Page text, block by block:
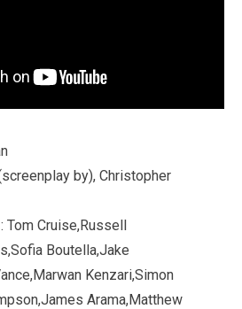
by), Christopher
Tom Cruise,Russell
Boutella,Jake
Kenzari,Simon
Arama,Matthew